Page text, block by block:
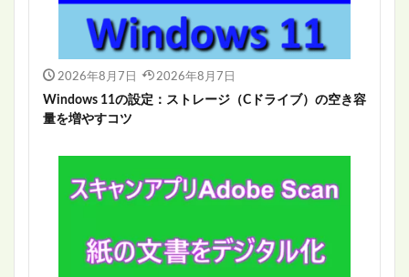
2026年8月7日 2026年8月7日
Windows 11の設定：ストレージ（Cドライブ）の空き容
量を増やすコツ